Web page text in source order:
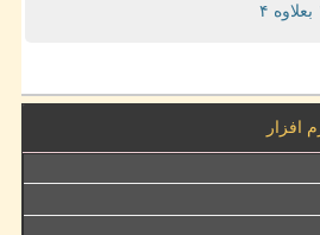
افزار